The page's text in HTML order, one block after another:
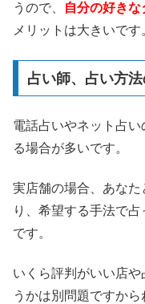
うので、
自分の好き
メリットは大きいです
占い師、占い方
電話占いやネット占
る場合が多いです。
実店舗の場合、あな
り、希望する手法で
です。
いくら評判がいい店
うかは別問題ですから